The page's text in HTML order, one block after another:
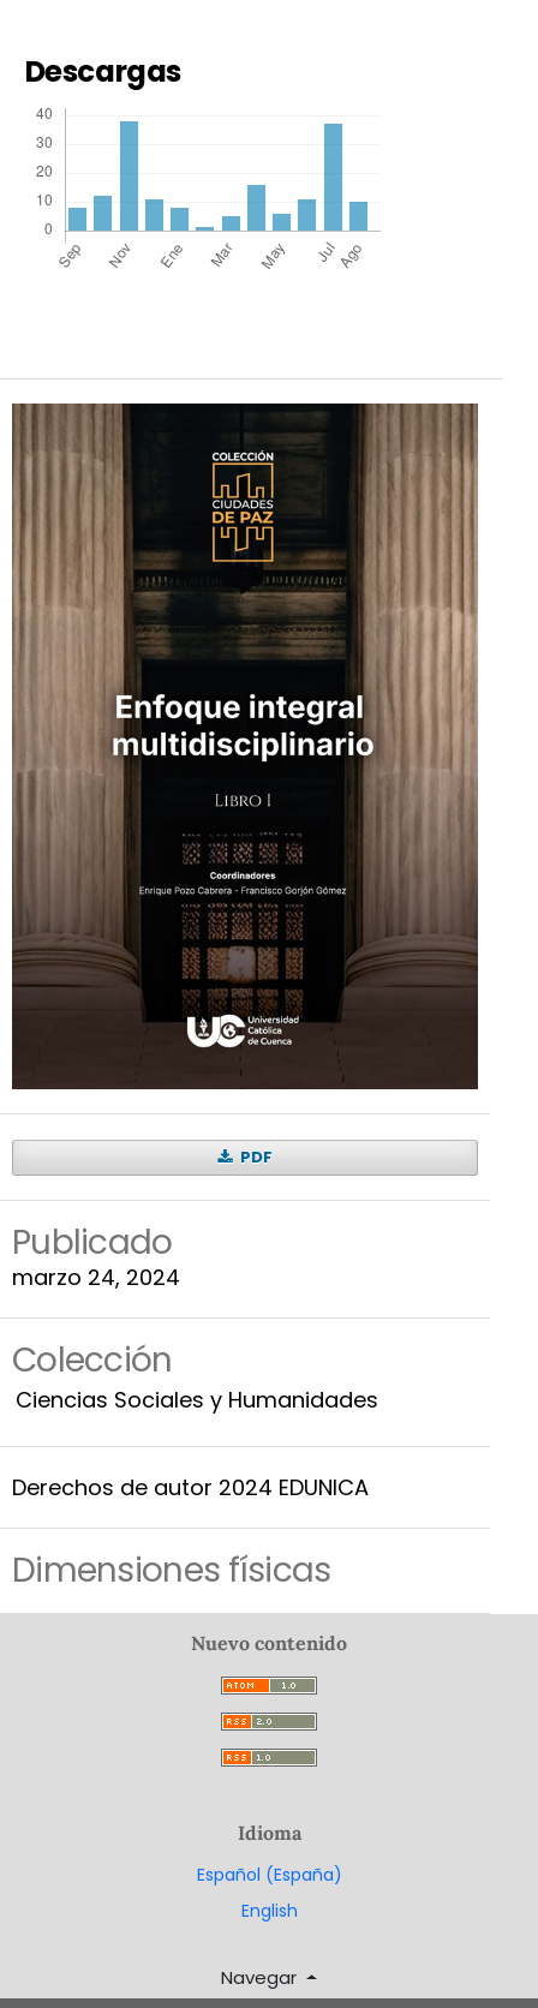
Descargas
PDF
Publicado
marzo 24, 2024
Colección
Ciencias Sociales y Humanidades
Derechos de autor 2024 EDUNICA
Dimensiones físicas
Nuevo contenido
Idioma
Español (España)
English
Navegar